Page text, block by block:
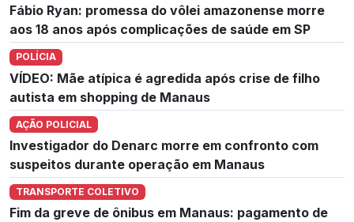
Fábio Ryan: promessa do vôlei amazonense morre
aos 18 anos após complicações de saúde em SP
POLÍCIA
VÍDEO: Mãe atípica é agredida após crise de filho
autista em shopping de Manaus
AÇÃO POLICIAL
Investigador do Denarc morre em confronto com
suspeitos durante operação em Manaus
TRANSPORTE COLETIVO
Fim da greve de ônibus em Manaus: pagamento de